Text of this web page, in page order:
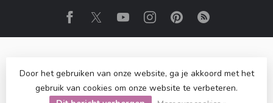
© Copyright 2026 Club Zero- Powered byLightspeed-
Door het gebruiken van onze website, ga je akkoord met het
gebruik van cookies om onze website te verbeteren.